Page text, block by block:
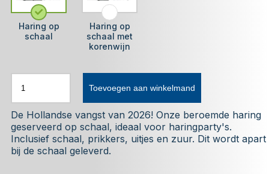
Haring op
schaal
Haring op
schaal met
korenwijn
Toevoegen aan winkelmand
De Hollandse vangst van 2026! Onze beroemde haring
geserveerd op schaal, ideaal voor haringparty's.
Inclusief schaal, prikkers, uitjes en zuur. Dit wordt apart
bij de schaal geleverd.